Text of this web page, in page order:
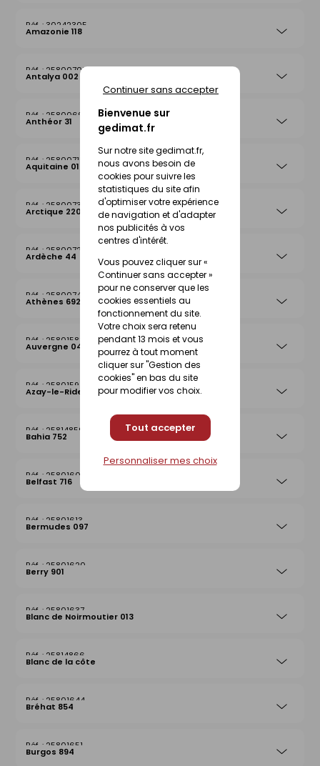
Bienvenue sur
gedimat.fr
Sur notre site gedimat.fr,
nous avons besoin de
cookies pour suivre les
statistiques du site afin
d'optimiser votre expérience
de navigation et d'adapter
nos publicités à vos
centres d'intérêt.
Vous pouvez cliquer sur «
Continuer sans accepter »
pour ne conserver que les
cookies essentiels au
fonctionnement du site.
Votre choix sera retenu
pendant 13 mois et vous
pourrez à tout moment
cliquer sur "Gestion des
cookies" en bas du site
pour modifier vos choix.
Tout accepter
Continuer sans accepter
Personnaliser mes choix
30242305
Amazonie 118
25800708
Antalya 002
25800692
Anthéor 31
25800715
Aquitaine 019
25800739
Arctique 220
25800722
Ardèche 44
25800746
Athènes 692
25801583
Auvergne 042
25801590
Azay-le-Rideau 026
25814859
Bahia 752
25801606
Belfast 716
25801613
Bermudes 097
25801620
Berry 901
25801637
Blanc de Noirmoutier 013
25814866
Blanc de la côte
25801644
Bréhat 854
25801651
Burgos 894